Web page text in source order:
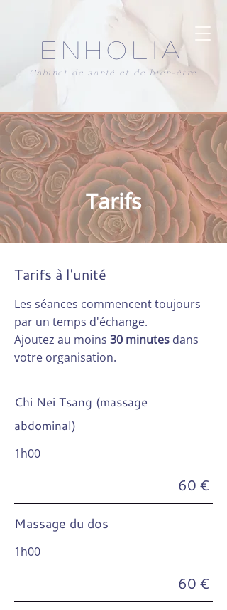
Cabinet de santé et de bien-être
ENHOLIA
Tarifs
Tarifs à l'unité
Les séances commencent toujours
par un temps d'échange.
Ajoutez au moins 30 minutes dans
votre organisation.
Chi Nei Tsang (massage
abdominal)
1h00
60 €
Massage du dos
1h00
60 €